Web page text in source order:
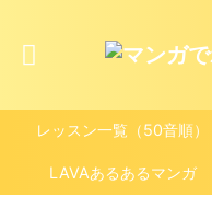
レッスン一覧（50音順）
LAVAあるあるマンガ